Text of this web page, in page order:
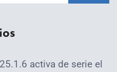
activa de serie el